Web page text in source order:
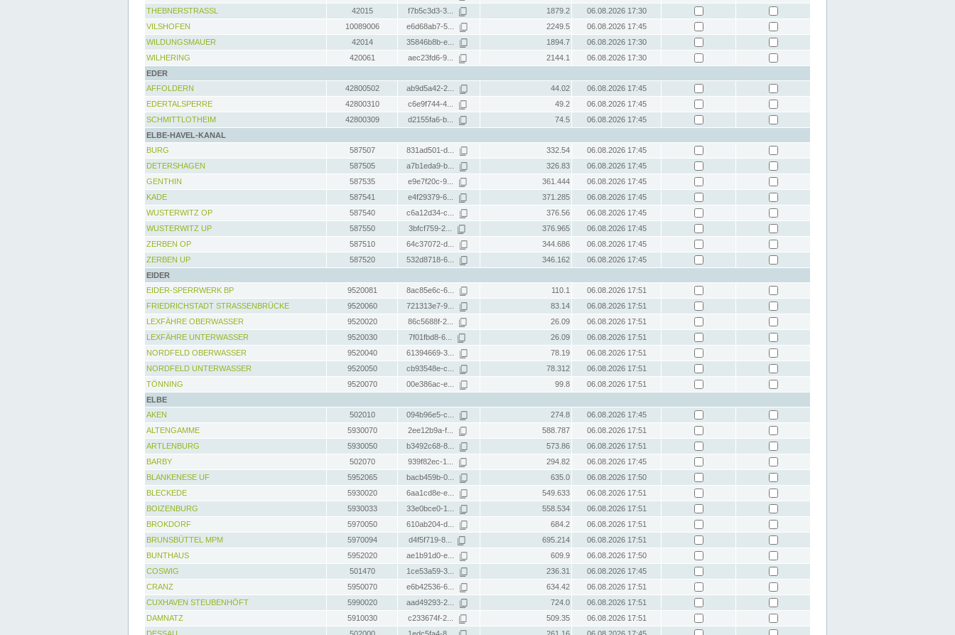
THEBNERSTRASSL
42015 f7b5c3d3-3... 1879.2
06.08.2026 17:30
VILSHOFEN
10089006 e6d68ab7-5... 2249.5
06.08.2026 17:45
WILDUNGSMAUER
42014 35846b8b-e... 1894.7
06.08.2026 17:30
WILHERING
420061 aec23fd6-9... 2144.1
06.08.2026 17:30
EDER
AFFOLDERN
42800502 ab9d5a42-2... 44.02
06.08.2026 17:45
EDERTALSPERRE
42800310 c6e9f744-4... 49.2
06.08.2026 17:45
SCHMITTLOTHEIM
42800309 d2155fa6-b... 74.5
06.08.2026 17:45
ELBE-HAVEL-KANAL
BURG
587507 831ad501-d... 332.54
06.08.2026 17:45
DETERSHAGEN
587505 a7b1eda9-b... 326.83
06.08.2026 17:45
GENTHIN
587535 e9e7f20c-9... 361.444
06.08.2026 17:45
KADE
587541 e4f29379-6... 371.285
06.08.2026 17:45
WUSTERWITZ OP
587540 c6a12d34-c... 376.56
06.08.2026 17:45
WUSTERWITZ UP
587550 3bfcf759-2... 376.965
06.08.2026 17:45
ZERBEN OP
587510 64c37072-d... 344.686
06.08.2026 17:45
ZERBEN UP
587520 532d8718-6... 346.162
06.08.2026 17:45
EIDER
EIDER-SPERRWERK BP
9520081 8ac85e6c-6... 110.1
06.08.2026 17:51
FRIEDRICHSTADT STRASSENBRÜCKE
9520060 721313e7-9... 83.14
06.08.2026 17:51
LEXFÄHRE OBERWASSER
9520020 86c5688f-2... 26.09
06.08.2026 17:51
LEXFÄHRE UNTERWASSER
9520030 7f01fbd8-6... 26.09
06.08.2026 17:51
NORDFELD OBERWASSER
9520040 61394669-3... 78.19
06.08.2026 17:51
NORDFELD UNTERWASSER
9520050 cb93548e-c... 78.312
06.08.2026 17:51
TÖNNING
9520070 00e386ac-e... 99.8
06.08.2026 17:51
ELBE
AKEN
502010 094b96e5-c... 274.8
06.08.2026 17:45
ALTENGAMME
5930070 2ee12b9a-f... 588.787
06.08.2026 17:51
ARTLENBURG
5930050 b3492c68-8... 573.86
06.08.2026 17:51
BARBY
502070 939f82ec-1... 294.82
06.08.2026 17:45
BLANKENESE UF
5952065 bacb459b-0... 635.0
06.08.2026 17:50
BLECKEDE
5930020 6aa1cd8e-e... 549.633
06.08.2026 17:51
BOIZENBURG
5930033 33e0bce0-1... 558.534
06.08.2026 17:51
BROKDORF
5970050 610ab204-d... 684.2
06.08.2026 17:51
BRUNSBÜTTEL MPM
5970094 d4f5f719-8... 695.214
06.08.2026 17:51
BUNTHAUS
5952020 ae1b91d0-e... 609.9
06.08.2026 17:50
COSWIG
501470 1ce53a59-3... 236.31
06.08.2026 17:45
CRANZ
5950070 e6b42536-6... 634.42
06.08.2026 17:51
CUXHAVEN STEUBENHÖFT
5990020 aad49293-2... 724.0
06.08.2026 17:51
DAMNATZ
5910030 c233674f-2... 509.35
06.08.2026 17:51